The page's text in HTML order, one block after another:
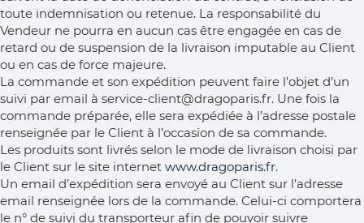
toute indemnisation ou retenue. La responsabilité du
Vendeur ne pourra en aucun cas être engagée en cas de
retard ou de suspension de la livraison imputable au Client
ou en cas de force majeure.
La commande et son expédition peuvent faire l’objet d’un
suivi par email à service-client@dragoparis.fr. Une fois la
commande préparée, elle sera expédiée à l’adresse postale
renseignée par le Client à l’occasion de sa commande.
Les produits sont livrés selon le mode de livraison choisi par
le Client sur le site internet www.dragoparis.fr.
Un email d’expédition sera envoyé au Client sur l’adresse
email renseignée lors de la commande. Celui-ci comportera
le n° de suivi du transporteur afin de pouvoir suivre